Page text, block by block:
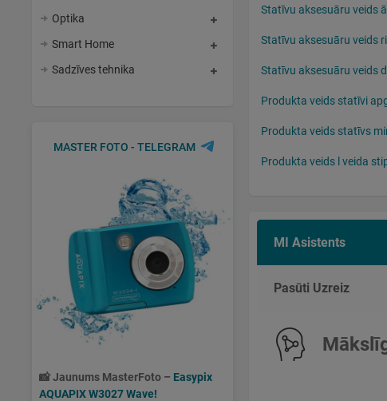
Optika
Smart Home
Sadzīves tehnika
MASTER FOTO - TELEGRAM
📸Jaunums MasterFoto – Easypix
AQUAPIX W3027 Wave!
Statīvu aksesuāru veids
Statīvu aksesuāru veids
Statīvu aksesuāru veids
Produkta veids statīvi
Produkta veids statīvs
Produkta veids l veida
MI Asistents
Pasūti Uzreiz